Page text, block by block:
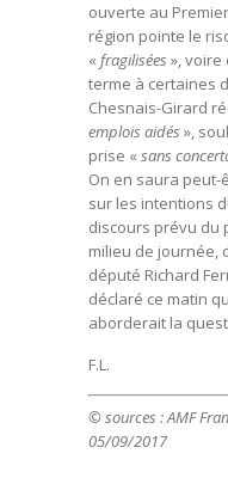
ouverte au
région pointe le
« fragilisées »,
terme à certaines
Chesnais-Girard
emplois aidés »,
prise « sans
On en saura peut-
sur les intentions
discours prévu du
milieu de journée,
député Richard
déclaré ce matin
aborderait la
F.L.
© sources :AMF
05/09/2017